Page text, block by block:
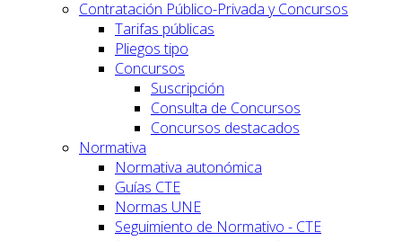
Contratación Público-Privada y Concursos
Tarifas públicas
Pliegos tipo
Concursos
Suscripción
Consulta de Concursos
Concursos destacados
Normativa
Normativa autonómica
Guías CTE
Normas UNE
Seguimiento de Normativo - CTE